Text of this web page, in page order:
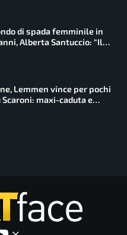
di spada femminile in
Alberta Santuccio: “Il
i suoi frutti”
Lemmen vince per pochi
maxi-caduta e